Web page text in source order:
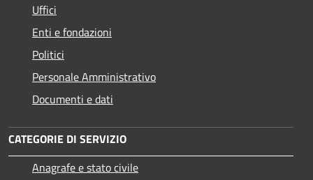
Uffici
Enti e fondazioni
Politici
Personale Amministrativo
Documenti e dati
CATEGORIE DI SERVIZIO
Anagrafe e stato civile